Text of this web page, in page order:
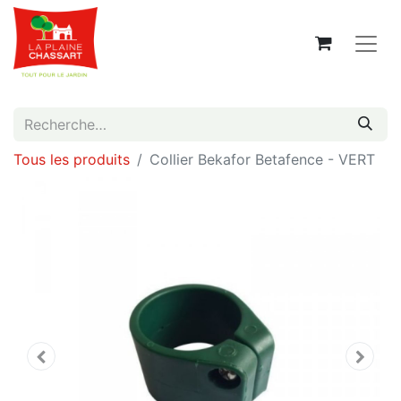
Tous les produits Collier Bekafor Betafence - VERT